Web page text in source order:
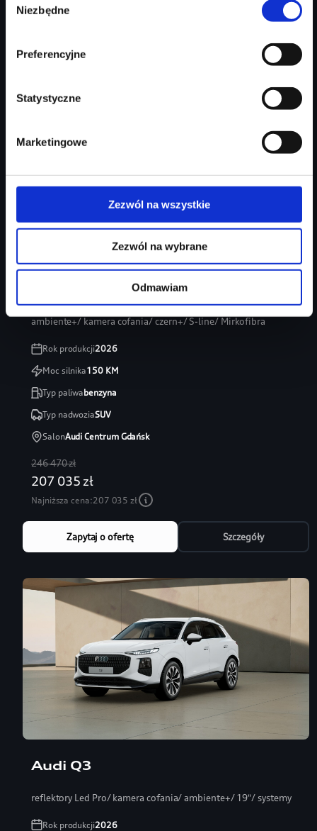
zgody
Niezbędne
Preferencyjne
Statystyczne
Marketingowe
Zezwól na wszystkie
Zezwól na wybrane
Odmawiam
213 746 zł
Zapytaj o ofertę Szczegóły
Audi Q3 Sportback
ambiente+/ kamera cofania/ czern+/ S-line/ Mirkofibra
Rok produkcji2026
Moc silnika150KM
Typ paliwabenzyna
Typ nadwoziaSUV
SalonAudi Centrum Gdańsk
246 470 zł
207 035 zł
Najniższa cena:207 035 zł
Zapytaj o ofertę Szczegóły
Audi Q3
reflektory Led Pro/ kamera cofania/ ambiente+/ 19″/ systemy
Rok produkcji2026